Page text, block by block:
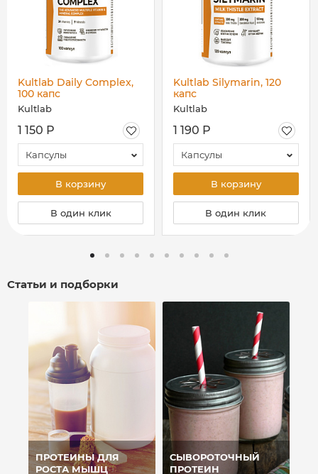
Kultlab Daily Complex,
100 капс
Kultlab
1 150 Р
Капсулы
В корзину
В один клик
Kultlab Silymarin, 120
капс
Kultlab
1 190 Р
Капсулы
В корзину
В один клик
Статьи и подборки
ПРОТЕИНЫ ДЛЯ
РОСТА МЫШЦ
СЫВОРОТОЧНЫЙ
ПРОТЕИН